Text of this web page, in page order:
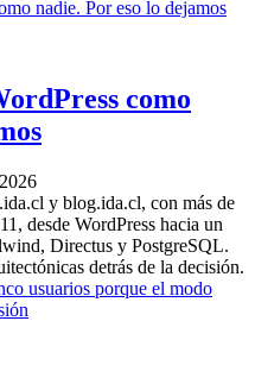
como
y blog.ida.cl, con más de
desde WordPress hacia un
Directus y PostgreSQL.
detrás de la decisión.